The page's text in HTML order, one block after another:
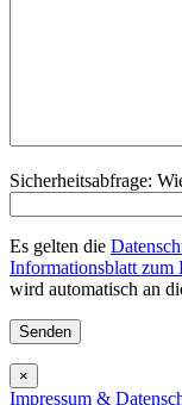
Sicherheitsabfrage:
Es gelten die
Informationsblatt zum
wird automatisch an
×
Impressum &